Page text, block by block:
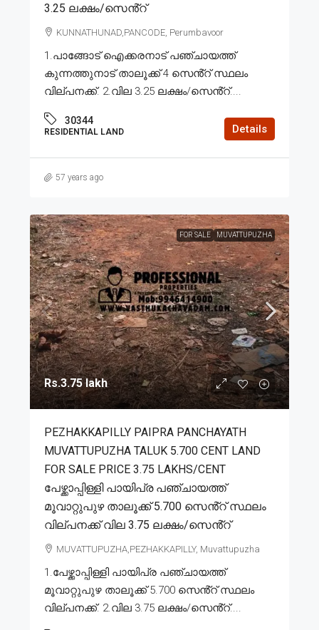
3.25 ലക്ഷം/സെൻ്റ്
KUNNATHUNAD,PANCODE, Perumbavoor
1.പാങ്ങോട് ഐക്കരനാട് പഞ്ചായത്ത്
കുന്നത്തുനാട് താലൂക്ക് 4 സെൻ്റ് സ്ഥലം
വില്പനക്ക്. 2.വില 3.25 ലക്ഷം/സെൻ്റ്....
30344
RESIDENTIAL LAND Details
57 years ago
FOR SALE MUVATTUPUZHA
Rs.3.75 lakh
PEZHAKKAPILLY PAIPRA PANCHAYATH
MUVATTUPUZHA TALUK 5.700 CENT LAND
FOR SALE PRICE 3.75 LAKHS/CENT
പേഴ്ക്കാപ്പിള്ളി പായിപ്ര പഞ്ചായത്ത്
മൂവാറ്റുപുഴ താലൂക്ക് 5.700 സെൻ്റ് സ്ഥലം
വില്പനക്ക് വില 3.75 ലക്ഷം/സെൻ്റ്
MUVATTUPUZHA,PEZHAKKAPILLY, Muvattupuzha
1.പേഴ്ക്കാപ്പിള്ളി പായിപ്ര പഞ്ചായത്ത്
മൂവാറ്റുപുഴ താലൂക്ക് 5.700 സെൻ്റ് സ്ഥലം
വില്പനക്ക്. 2.വില 3.75 ലക്ഷം/സെൻ്റ്....